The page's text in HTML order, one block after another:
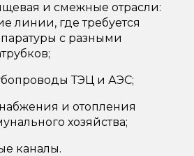
и смежные отрасли:
линии, где требуется
с разными
ТЭЦ и АЭС;
и отопления
хозяйства;
каналы.